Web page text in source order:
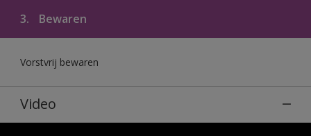
3. Bewaren
Vorstvrij bewaren
Video